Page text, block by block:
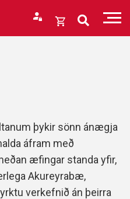
Opna
þykir sönn ánægja
áfram með
æfingar standa yfir,
Akureyrabæ,
verkefnið án þeirra